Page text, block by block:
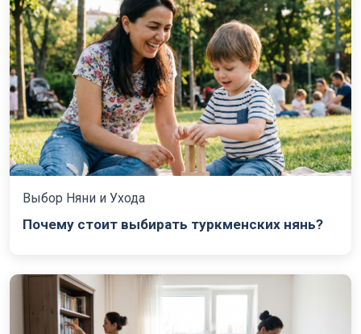
Выбор Няни и Ухода
Почему стоит выбирать туркменских нянь?